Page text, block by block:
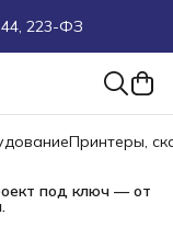
223-ФЗ
Принтеры,
под ключ — от